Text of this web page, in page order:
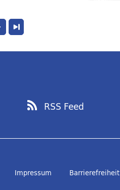
RSS Feed
Impressum Barrierefreiheit